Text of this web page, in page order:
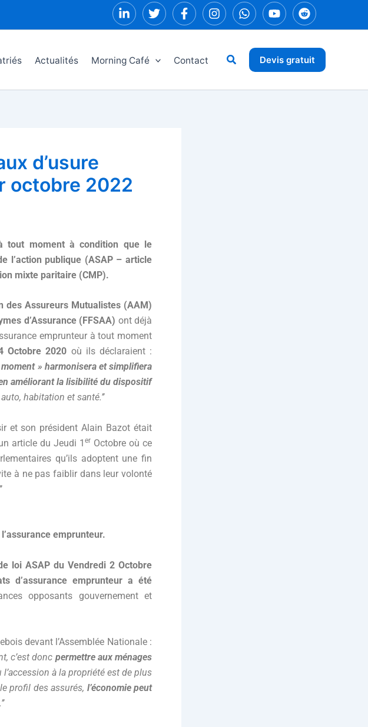
Actualités Morning Café Contact RechercherDevis gratuit
d’usure
octobre 2022
tout moment à condition que le
l’action publique (ASAP – article
mixte paritaire (CMP).
des Assureurs Mutualistes (AAM)
d’Assurance (FFSAA) ont déjà
emprunteur à tout moment
Octobre 2020 où ils déclaraient :
» harmonisera et simplifiera
améliorant la lisibilité du dispositif
habitation et santé.’’
et son président Alain Bazot était
article du Jeudi 1 erOctobre où ce
qu’ils adoptent une fin
à ne pas faiblir dans leur volonté
emprunteur.
loi ASAP du Vendredi 2 Octobre
d’assurance emprunteur a été
opposants gouvernement et
devant l’Assemblée Nationale :
c’est donc permettre aux ménages
à la propriété est de plus
profil des assurés, l’économie peut
.’’